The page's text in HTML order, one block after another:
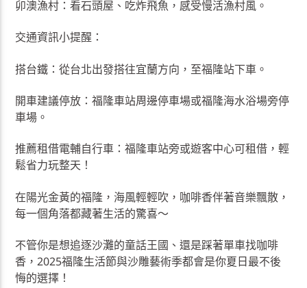
卯澳漁村：看石頭屋、吃炸飛魚，感受慢活漁村風。
交通資訊小提醒：
搭台鐵：從台北出發搭往宜蘭方向，至福隆站下車。
開車建議停放：福隆車站周邊停車場或福隆海水浴場旁停
車場。
推薦租借電輔自行車：福隆車站旁或遊客中心可租借，輕
鬆省力玩整天！
在陽光金黃的福隆，海風輕輕吹，咖啡香伴著音樂飄散，
每一個角落都藏著生活的驚喜～
不管你是想追逐沙灘的童話王國、還是踩著單車找咖啡
香，2025福隆生活節與沙雕藝術季都會是你夏日最不後
悔的選擇！